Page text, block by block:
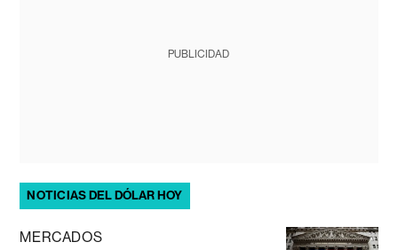
PUBLICIDAD
NOTICIAS DEL DÓLAR HOY
MERCADOS